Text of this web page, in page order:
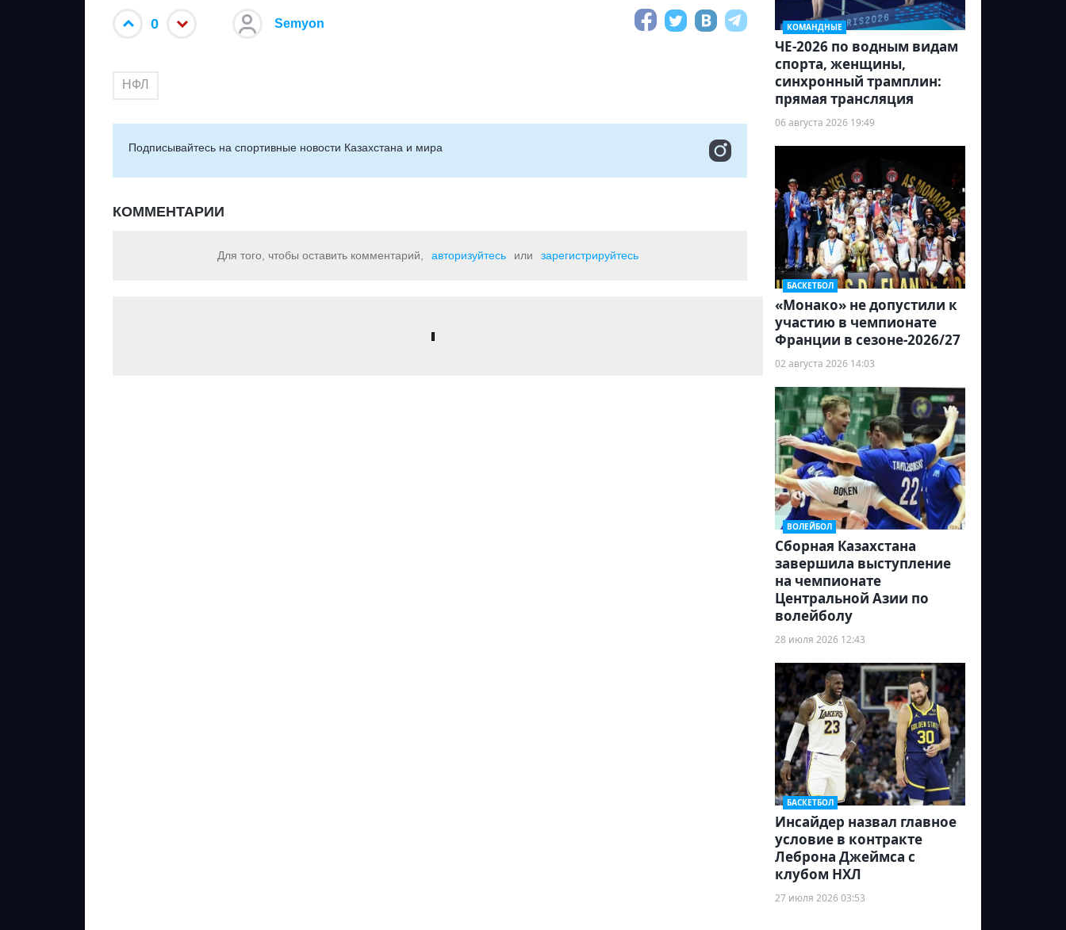
0 Semyon
НФЛ
Подписывайтесь на cпортивные новости Казахстана и мира
КОММЕНТАРИИ
Для того, чтобы оставить комментарий, авторизуйтесь или зарегистрируйтесь
КОМАНДНЫЕ
ЧЕ-2026 по водным видам
спорта, женщины,
синхронный трамплин:
прямая трансляция
06 августа 2026 19:49
БАСКЕТБОЛ
«Монако» не допустили к
участию в чемпионате
Франции в сезоне-2026/27
02 августа 2026 14:03
ВОЛЕЙБОЛ
Сборная Казахстана
завершила выступление
на чемпионате
Центральной Азии по
волейболу
28 июля 2026 12:43
БАСКЕТБОЛ
Инсайдер назвал главное
условие в контракте
Леброна Джеймса с
клубом НХЛ
27 июля 2026 03:53